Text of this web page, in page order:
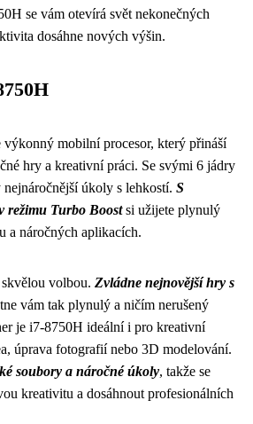
se vám otevírá svět nekonečných
dosáhne nových výšin.
mobilní procesor, který přináší
hry a kreativní práci. Se svými 6 jádry
úkoly s lehkostí. S
režimu Turbo Boostsi užijete plynulý
a náročných aplikacích.
volbou. Zvládne nejnovější hry s
vám tak plynulý a ničím nerušený
je i7-8750H ideální i pro kreativní
úprava fotografií nebo 3D modelování.
soubory a náročné úkoly, takže se
kreativitu a dosáhnout profesionálních